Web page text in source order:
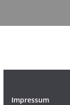
Impressum